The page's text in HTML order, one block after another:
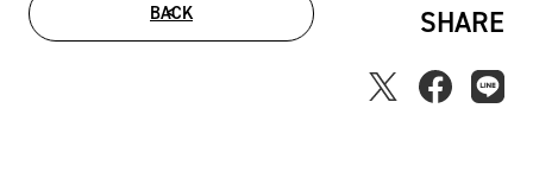
BACK SHARE